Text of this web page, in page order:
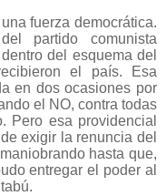
fuerza democrática.
partido comunista
del esquema del
el país. Esa
en dos ocasiones por
el NO, contra todas
Pero esa providencial
exigir la renuncia del
hasta que,
entregar el poder al